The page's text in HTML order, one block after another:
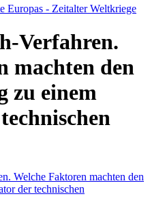
Europas - Zeitalter Weltkriege
Verfahren.
machten den
zu einem